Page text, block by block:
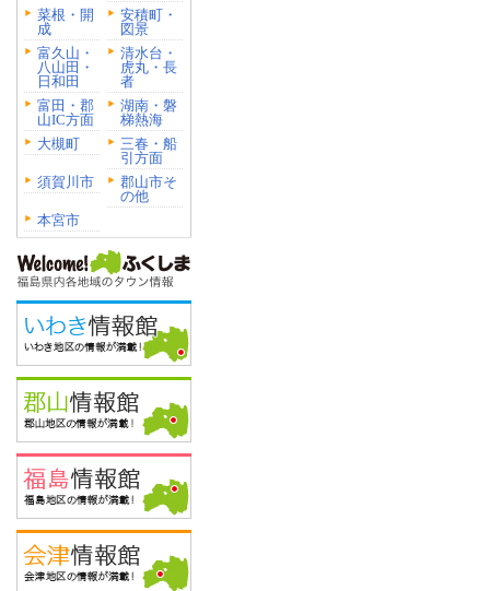
菜根・開
成
安積町・
図景
富久山・
八山田・
日和田
清水台・
虎丸・長
者
富田・郡
山IC方面
湖南・磐
梯熱海
大槻町
三春・船
引方面
須賀川市
郡山市そ
の他
本宮市